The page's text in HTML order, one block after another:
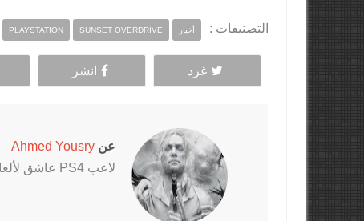
التصنيفات : أخبار PLAYSTATION SUNSET OVERDRIVE
غرد انشر
عن Ahmed Yousry
لاعب PS4 عاشق لألعاب الرعب خاصةً سلسلتي Outlast و The Evil Within